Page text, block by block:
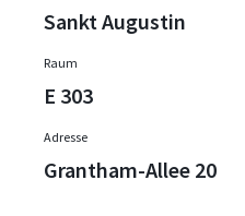
Sankt Augustin
Raum
E 303
Adresse
Grantham-Allee 20